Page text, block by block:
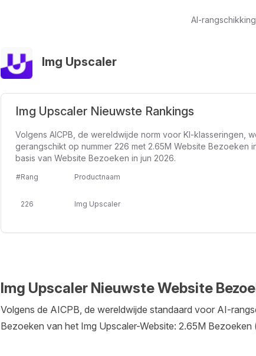
AI-
Img Upscaler
Img Upscaler Nieuwste Rankings
Volgens AICPB, de wereldwijde norm voor KI-klasseringen,
gerangschikt op nummer 226 met 2.65M Website Bezoeken
basis van Website Bezoeken in jun 2026.
#Rang Productnaam
226 Img Upscaler
Img Upscaler Nieuwste Website
Volgens de AICPB, de wereldwijde standaard voor AI-
Bezoeken van het Img Upscaler-Website: 2.65M Bezoeken